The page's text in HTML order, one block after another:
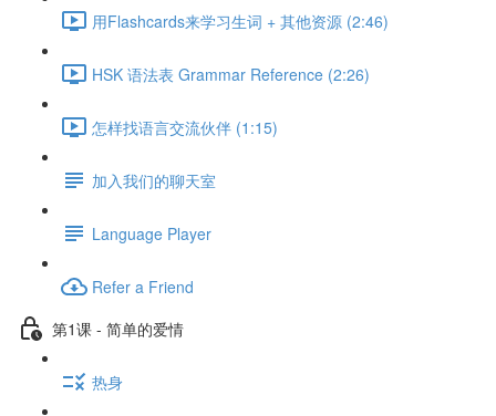
用Flashcards来学习生词 + 其他资源 (2:46)
HSK 语法表 Grammar Reference (2:26)
怎样找语言交流伙伴 (1:15)
加入我们的聊天室
Language Player
Refer a Friend
第1课 - 简单的爱情
热身